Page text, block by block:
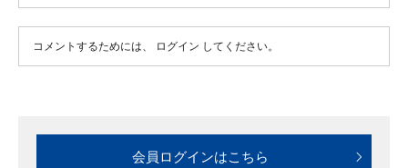
コメントするためには、 ログイン してください。
会員ログインはこちら